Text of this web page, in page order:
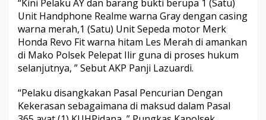
“Kini Pelaku AY dan barang bukti berupa 1 (Satu)
Unit Handphone Realme warna Gray dengan casing
warna merah,1 (Satu) Unit Sepeda motor Merk
Honda Revo Fit warna hitam Les Merah di amankan
di Mako Polsek Pelepat Ilir guna di proses hukum
selanjutnya, ” Sebut AKP Panji Lazuardi.
“Pelaku disangkakan Pasal Pencurian Dengan
Kekerasan sebagaimana di maksud dalam Pasal